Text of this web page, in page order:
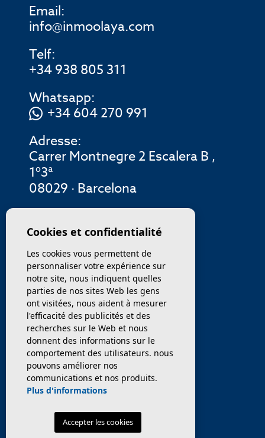
Email:
info@inmoolaya.com
Telf:
+34 938 805 311
Whatsapp:
+34 604 270 991
Adresse:
Carrer Montnegre 2 Escalera B ,
1º3ª
08029 · Barcelona
MENU
ENTREPRISE
PROPRIÉTÉS
SERVICES
VENDEZ / TRANSFÉRER
NOUVELLES
Cookies et confidentialité
Les cookies vous permettent de
personnaliser votre expérience sur
notre site, nous indiquent quelles
parties de nos sites Web les gens
ont visitées, nous aident à mesurer
l'efficacité des publicités et des
recherches sur le Web et nous
donnent des informations sur le
comportement des utilisateurs. nous
pouvons améliorer nos
communications et nos produits.
Plus d'informations
Accepter les cookies